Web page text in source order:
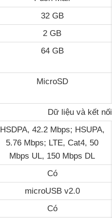
32 GB
2 GB
64 GB
MicroSD
Dữ liệu và kết nối
HSDPA, 42.2 Mbps; HSUPA,
5.76 Mbps; LTE, Cat4, 50
Mbps UL, 150 Mbps DL
Có
microUSB v2.0
Có